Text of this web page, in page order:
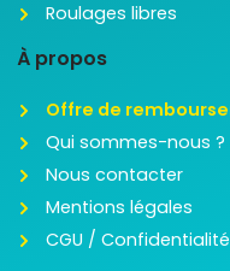
Roulages libres
À propos
Offre de
Qui sommes-nous ?
Nous contacter
Mentions légales
CGU / Confidentialité